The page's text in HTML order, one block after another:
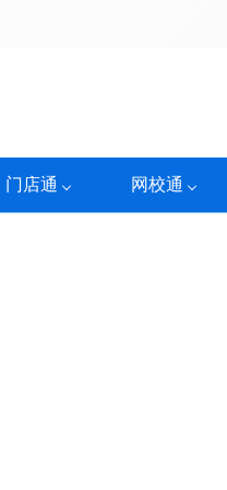
门店通 网校通